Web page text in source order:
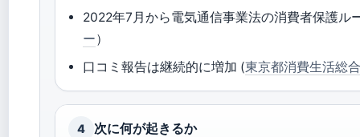
2022年7月から電気通信事業法の消費者保護ル
ー）
口コミ報告は継続的に増加 (東京都消費生活総
4 次に何が起きるか